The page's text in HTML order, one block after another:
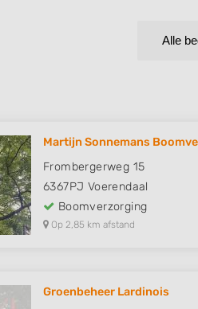
Alle
Martijn Sonnemans
Frombergerweg 15
6367PJ Voerendaal
Boomverzorging
Op 2,85 km afstand
Groenbeheer Lardinois